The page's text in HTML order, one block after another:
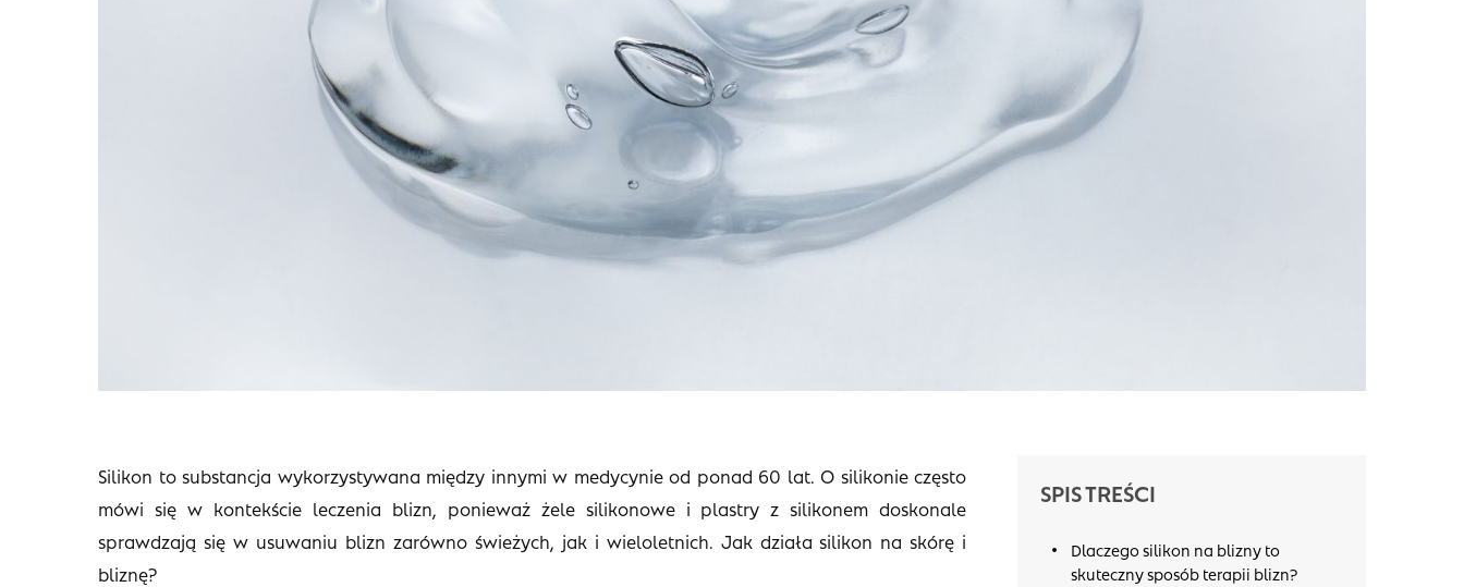
Silikon to substancja wykorzystywana między innymi w medycynie od ponad 60 lat. O silikonie często
mówi się w kontekście leczenia blizn, ponieważ żele silikonowe i plastry z silikonem doskonale
sprawdzają się w usuwaniu blizn zarówno świeżych, jak i wieloletnich. Jak działa silikon na skórę i
bliznę?
SPIS TREŚCI
Dlaczego silikon na blizny to
skuteczny sposób terapii blizn?